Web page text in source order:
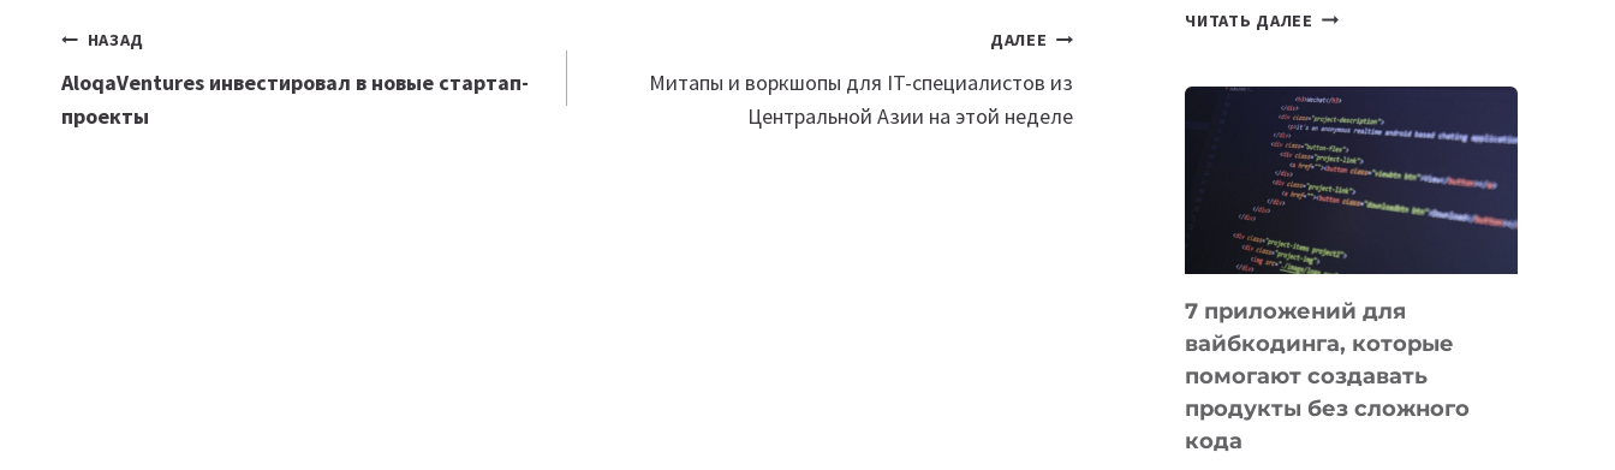
Навигация
по
НАЗАД
AloqaVentures инвестировал в новые стартап-
проекты
ДАЛЕЕ
Митапы и воркшопы для IT-специалистов из
Центральной Азии на этой неделе
ЧИТАТЬ ДАЛЕЕ ТАСК-
ПОЛЕЗНЫХ
ИНСТРУМЕНТОВ
ДЛЯ
РАБОТЫ
7 приложений для
вайбкодинга, которые
помогают создавать
продукты без сложного
кода